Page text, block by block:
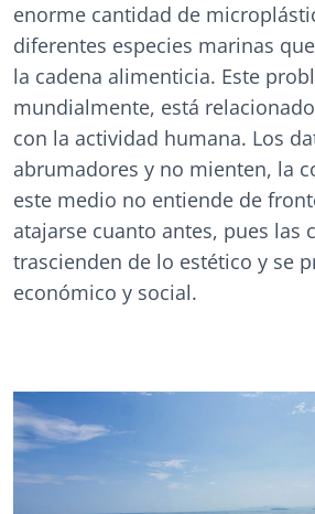
enorme cantidad de
diferentes especies marinas
la cadena alimenticia. Este
mundialmente, está
con la actividad humana. Los
abrumadores y no mienten, la
este medio no entiende de
atajarse cuanto antes, pues las
trascienden de lo estético y se
económico y social.